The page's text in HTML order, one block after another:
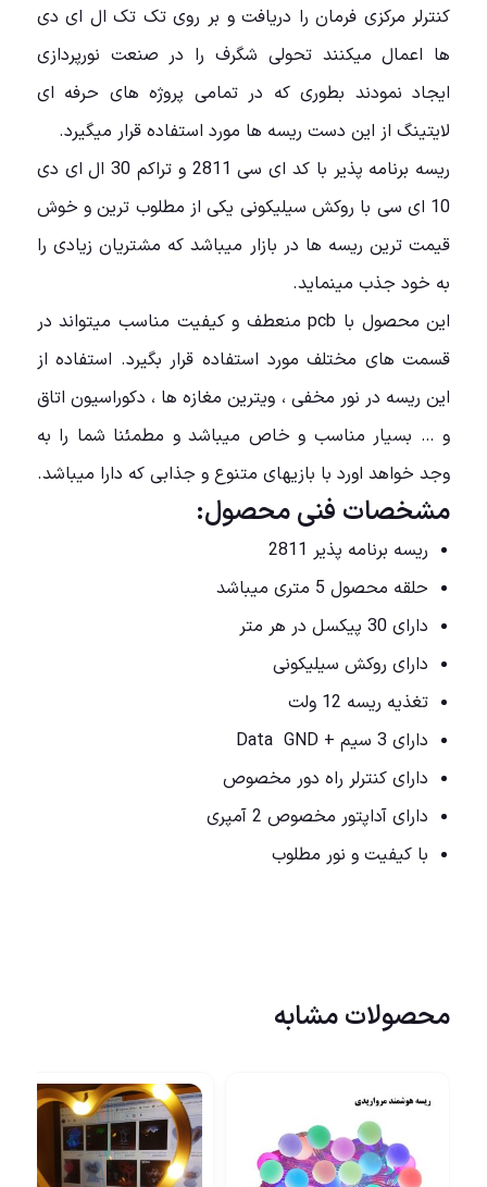
کنترلر مرکزی فرمان را دریافت و بر روی تک تک ال ای دی
ها اعمال میکنند تحولی شگرف را در صنعت نورپردازی
ایجاد نمودند بطوری که در تمامی پروژه های حرفه ای
لایتینگ از این دست ریسه ها مورد استفاده قرار میگیرد.
ریسه برنامه پذیر با کد ای سی 2811 و تراکم 30 ال ای دی
10 ای سی با روکش سیلیکونی یکی از مطلوب ترین و خوش
قیمت ترین ریسه ها در بازار میباشد که مشتریان زیادی را
به خود جذب مینماید.
این محصول با pcb منعطف و کیفیت مناسب میتواند در
قسمت های مختلف مورد استفاده قرار بگیرد. استفاده از
این ریسه در نور مخفی ، ویترین مغازه ها ، دکوراسیون اتاق
و … بسیار مناسب و خاص میباشد و مطمئنا شما را به
وجد خواهد اورد با بازیهای متنوع و جذابی که دارا میباشد.
مشخصات فنی محصول:
ریسه برنامه پذیر 2811
حلقه محصول 5 متری میباشد
دارای 30 پیکسل در هر متر
دارای روکش سیلیکونی
تغذیه ریسه 12 ولت
دارای 3 سیم + Data GND
دارای کنترلر راه دور مخصوص
دارای آداپتور مخصوص 2 آمپری
با کیفیت و نور مطلوب
محصولات مشابه